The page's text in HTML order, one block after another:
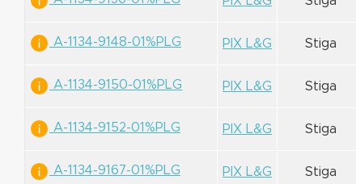
A-1134-9148-01%PLG PIX L&G Stiga
A-1134-9150-01%PLG PIX L&G Stiga
A-1134-9152-01%PLG PIX L&G Stiga
A-1134-9167-01%PLG PIX L&G Stiga